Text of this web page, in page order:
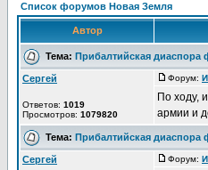
Список форумов Новая Земля
Автор
Тема: Прибалтийская диаспора
Сергей
Ответов: 1019
Просмотров: 1079820
Форум:
По ходу,
армии и
Тема: Прибалтийская диаспора
Сергей Форум: